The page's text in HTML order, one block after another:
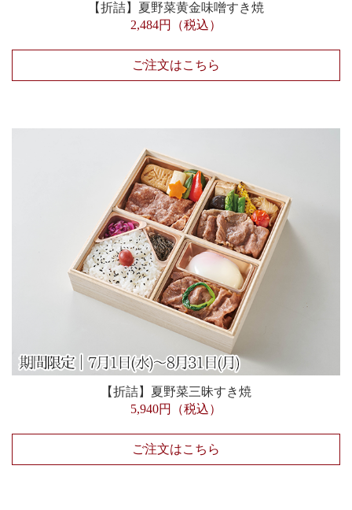
【折詰】夏野菜黄金味噌すき焼
2,484円（税込）
ご注文はこちら
【折詰】夏野菜三昧すき焼
5,940円（税込）
ご注文はこちら